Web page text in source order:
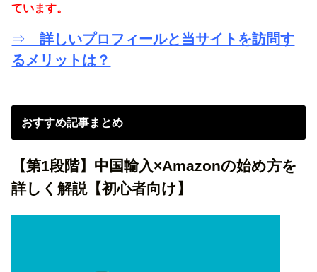
ています。
⇒詳しいプロフィールと当サイトを訪問す
るメリットは？
おすすめ記事まとめ
【第1段階】中国輸入×Amazonの始め方を
詳しく解説【初心者向け】